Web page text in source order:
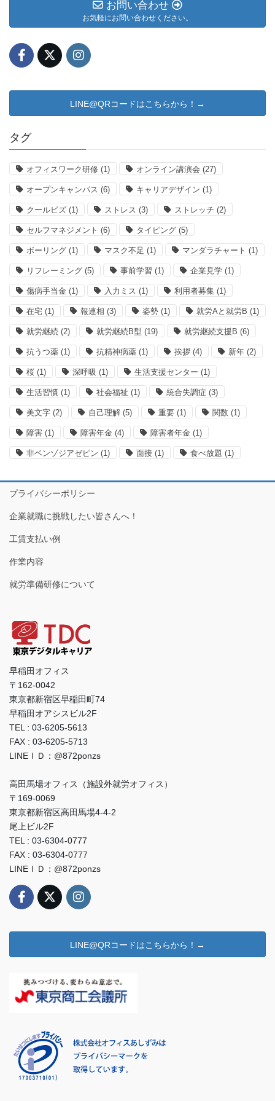
お問い合わせ
お気軽にお問い合わせください。
LINE@QRコードはこちらから！→
タグ
オフィスワーク研修 (1) オンライン講演会 (27)
オープンキャンパス (6) キャリアデザイン (1)
クールビズ (1) ストレス (3) ストレッチ (2)
セルフマネジメント (6) タイピング (5)
ボーリング (1) マスク不足 (1) マンダラチャート (1)
リフレーミング (5) 事前学習 (1) 企業見学 (1)
傷病手当金 (1) 入力ミス (1) 利用者募集 (1)
在宅 (1) 報連相 (3) 姿勢 (1) 就労Aと就労B (1)
就労継続 (2) 就労継続B型 (19) 就労継続支援B (6)
抗うつ薬 (1) 抗精神病薬 (1) 挨拶 (4) 新年 (2)
桜 (1) 深呼吸 (1) 生活支援センター (1)
生活習慣 (1) 社会福祉 (1) 統合失調症 (3)
美文字 (2) 自己理解 (5) 重要 (1) 関数 (1)
障害 (1) 障害年金 (4) 障害者年金 (1)
非ベンゾジアゼピン (1) 面接 (1) 食べ放題 (1)
プライバシーポリシー
企業就職に挑戦したい皆さんへ！
工賃支払い例
作業内容
就労準備研修について
早稲田オフィス
〒162-0042
東京都新宿区早稲田町74
早稲田オアシスビル2F
TEL : 03-6205-5613
FAX : 03-6205-5713
LINEＩＤ：@872ponzs
高田馬場オフィス（施設外就労オフィス）
〒169-0069
東京都新宿区高田馬場4-4-2
尾上ビル2F
TEL : 03-6304-0777
FAX : 03-6304-0777
LINEＩＤ：@872ponzs
LINE@QRコードはこちらから！→